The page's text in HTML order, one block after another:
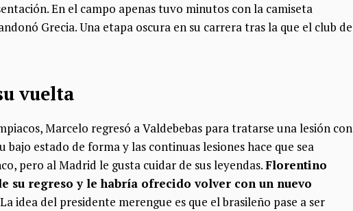
En el campo apenas tuvo minutos con la camiseta
Grecia. Una etapa oscura en su carrera tras la que el club de
vuelta
Marcelo regresó a Valdebebas para tratarse una lesión con
bajo estado de forma y las continuas lesiones hace que sea
pero al Madrid le gusta cuidar de sus leyendas.Florentino
su regreso y le habría ofrecido volver con un nuevo
idea del presidente merengue es que el brasileño pase a ser